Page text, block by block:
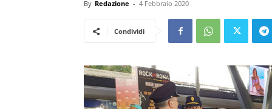
By Redazione - 4 Febbraio 2020
Condividi